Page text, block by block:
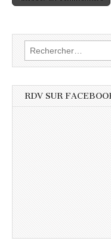
Rechercher :
RDV SUR